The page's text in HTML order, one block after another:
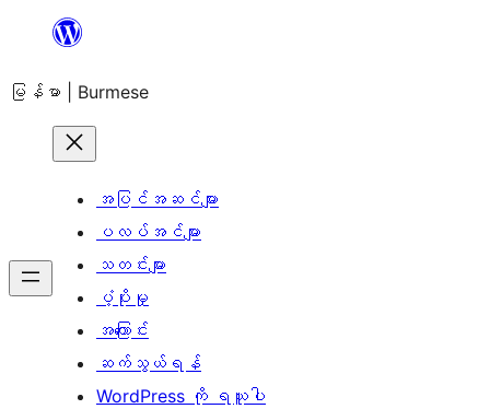
အကြောင်းအရာ
ကျော်သွား
မြန်မာ | Burmese
အပြင်အဆင်များ
ပလပ်အင်များ
သတင်းများ
ပံ့ပိုးမှု
အကြောင်း
ဆက်သွယ်ရန်
WordPress ကို ရယူပါ